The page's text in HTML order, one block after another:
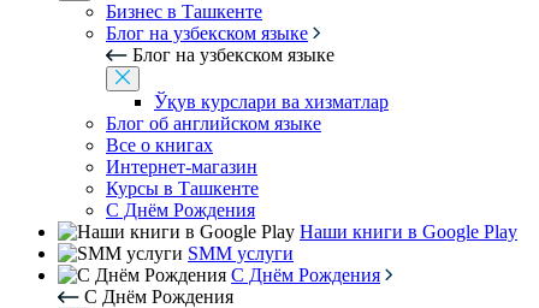
Бизнес в Ташкенте
Блог на узбекском языке
Блог на узбекском языке
Ўқув курслари ва хизматлар
Блог об английском языке
Все о книгах
Интернет-магазин
Курсы в Ташкенте
С Днём Рождения
Наши книги в Google Play
SMM услуги
С Днём Рождения
С Днём Рождения